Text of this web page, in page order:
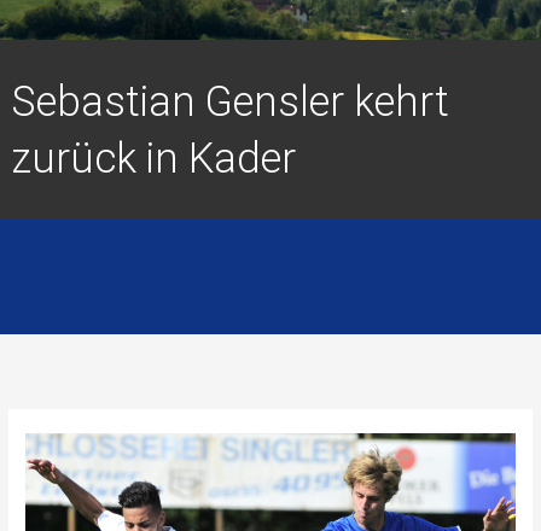
Sebastian Gensler kehrt
zurück in Kader